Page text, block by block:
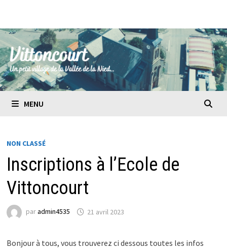
contenu
MENU
NON CLASSÉ
Inscriptions à l’Ecole de
Vittoncourt
paradmin4535 21 avril 2023
Bonjour à tous, vous trouverez ci dessous toutes les infos